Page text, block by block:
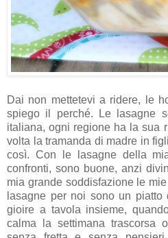
Dai non mettetevi a ridere, le
spiego il perché. Le lasagne
italiana, ogni regione ha la sua
volta la tramanda di madre in
così. Con le lasagne della
confronti, sono buone, anzi
mia grande soddisfazione le
lasagne per noi sono un piatto
gioire a tavola insieme,
calma la settimana trascorsa